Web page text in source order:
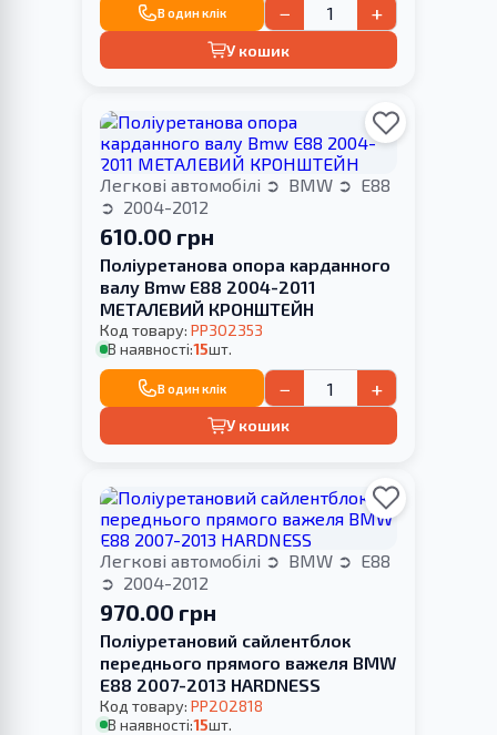
В один клік − +
У кошик
Легкові автомобілі BMW
E88
2004-2012
610.00 грн
Поліуретанова опора карданного
валу Bmw E88 2004-2011
МЕТАЛЕВИЙ КРОНШТЕЙН
Код товару: PP302353
В наявності:15шт.
В один клік − +
У кошик
Легкові автомобілі BMW
E88
2004-2012
970.00 грн
Поліуретановий cайлентблок
переднього прямого важеля BMW
E88 2007-2013 HARDNESS
Код товару: PP202818
В наявності:15шт.